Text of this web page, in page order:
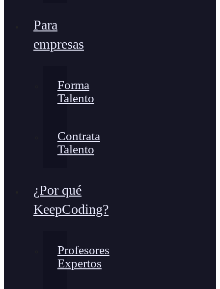
Para
empresas
Forma
Talento
Contrata
Talento
¿Por qué
KeepCoding?
Profesores
Expertos